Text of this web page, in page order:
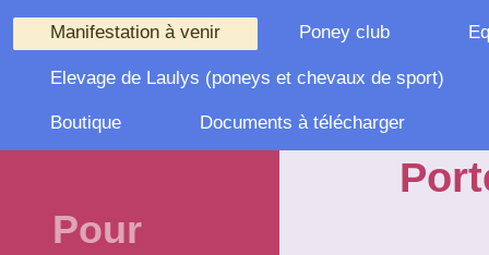
Manifestation à venir Poney club
Elevage de Laulys (poneys et chevaux de sport)
Boutique Documents à télécharger
Pour